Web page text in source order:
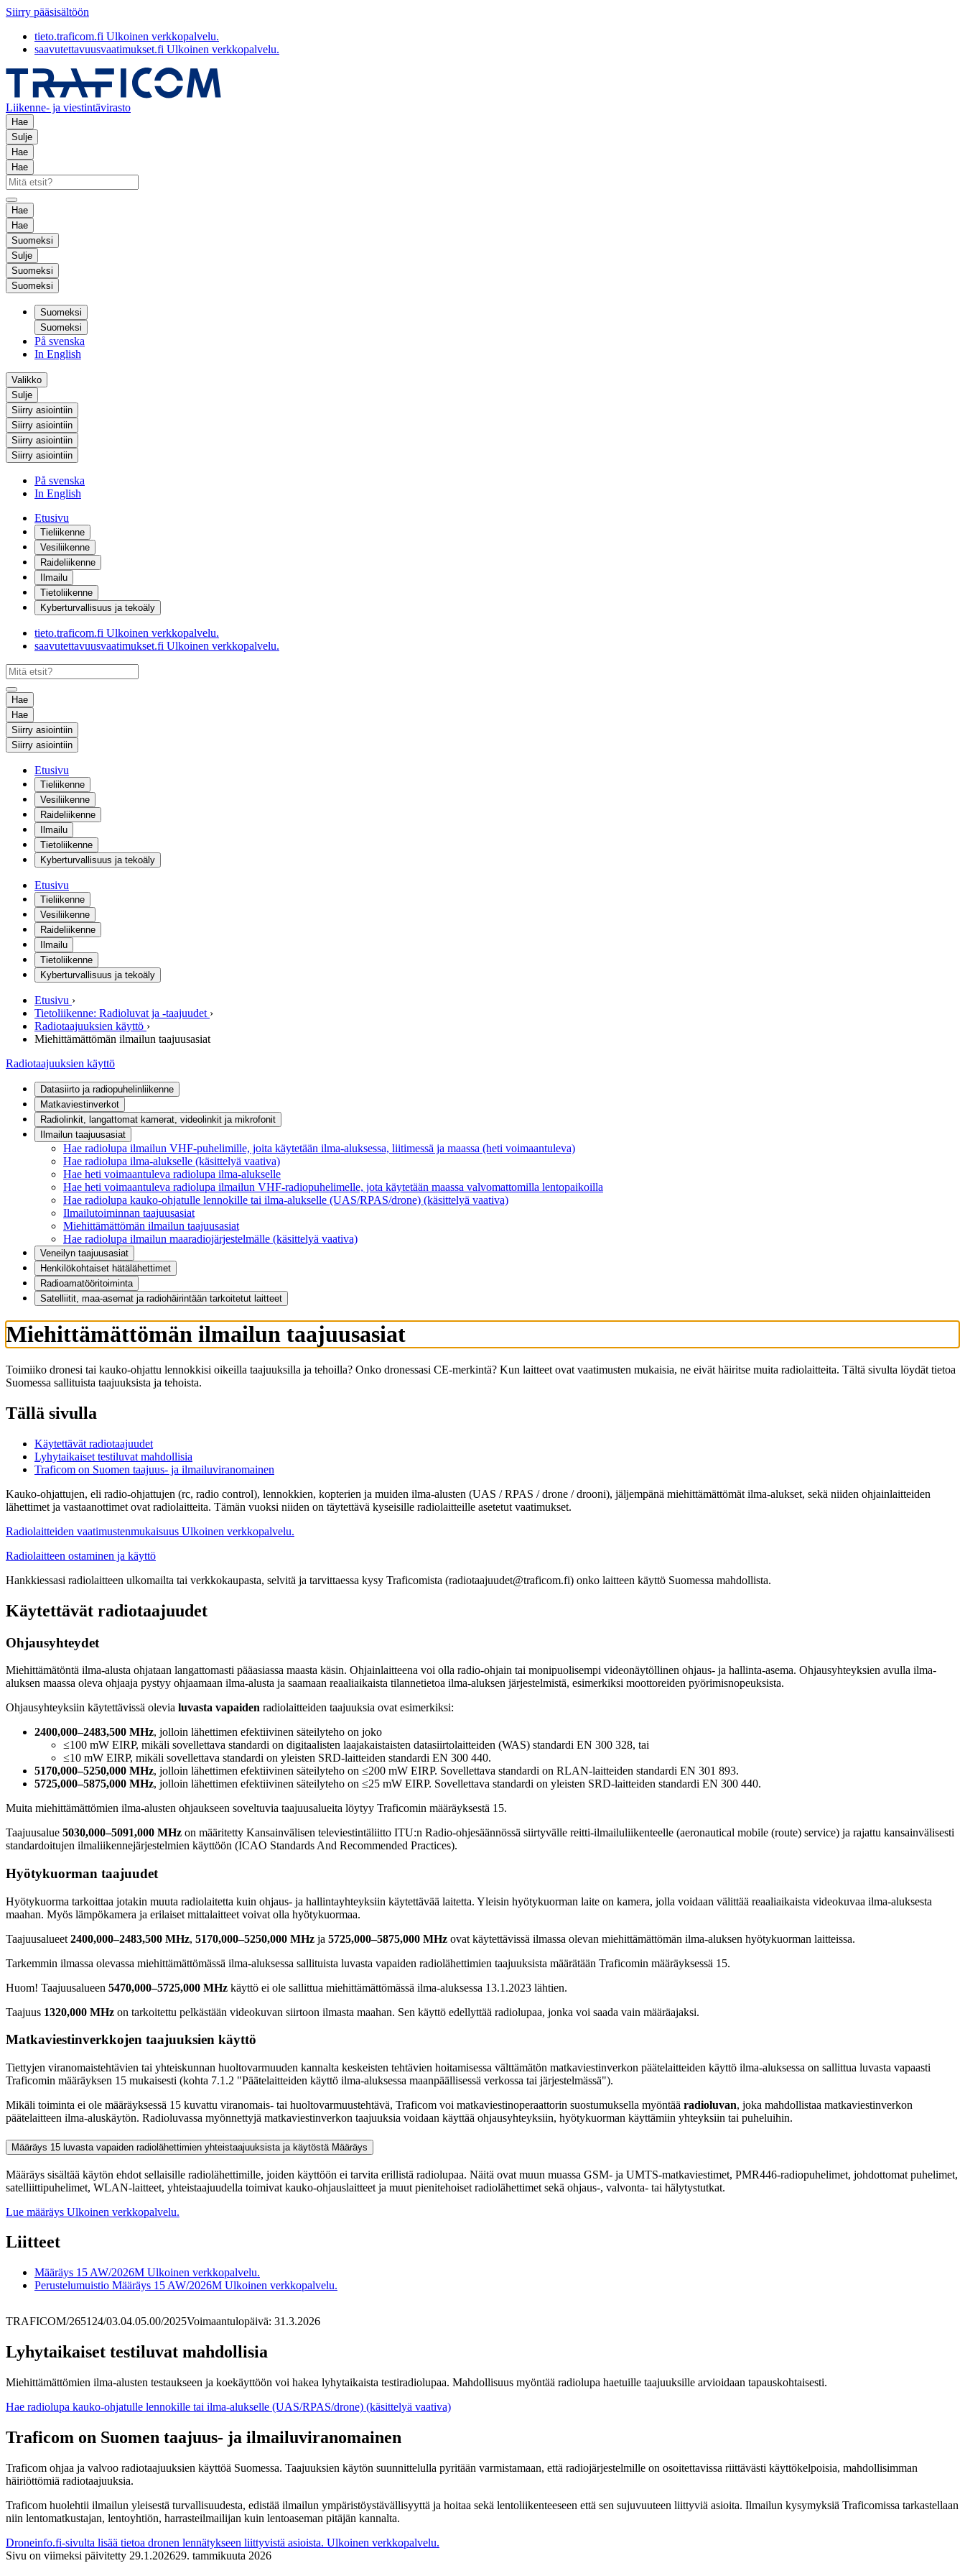
Siirry pääsisältöön
tieto.traficom.fi Ulkoinen verkkopalvelu.
saavutettavuusvaatimukset.fi Ulkoinen verkkopalvelu.
Liikenne- ja viestintävirasto
Hae
Sulje
Hae
Hae
Hae
Hae
Suomeksi
Sulje
Suomeksi
Suomeksi
Suomeksi
Suomeksi
På svenska
In English
Valikko
Sulje
Siirry asiointiin
Siirry asiointiin
Siirry asiointiin
Siirry asiointiin
På svenska
In English
Etusivu
Tieliikenne
Vesiliikenne
Raideliikenne
Ilmailu
Tietoliikenne
Kyberturvallisuus ja tekoäly
tieto.traficom.fi Ulkoinen verkkopalvelu.
saavutettavuusvaatimukset.fi Ulkoinen verkkopalvelu.
Hae
Hae
Siirry asiointiin
Siirry asiointiin
Etusivu
Tieliikenne
Vesiliikenne
Raideliikenne
Ilmailu
Tietoliikenne
Kyberturvallisuus ja tekoäly
Etusivu
Tieliikenne
Vesiliikenne
Raideliikenne
Ilmailu
Tietoliikenne
Kyberturvallisuus ja tekoäly
Etusivu ›
Tietoliikenne: Radioluvat ja -taajuudet ›
Radiotaajuuksien käyttö ›
Miehittämättömän ilmailun taajuusasiat
Radiotaajuuksien käyttö
Datasiirto ja radiopuhelinliikenne
Matkaviestinverkot
Radiolinkit, langattomat kamerat, videolinkit ja mikrofonit
Ilmailun taajuusasiat
Hae radiolupa ilmailun VHF-puhelimille, joita käytetään ilma-aluksessa, liitimessä ja maassa (heti voimaantuleva)
Hae radiolupa ilma-alukselle (käsittelyä vaativa)
Hae heti voimaantuleva radiolupa ilma-alukselle
Hae heti voimaantuleva radiolupa ilmailun VHF-radiopuhelimelle, jota käytetään maassa valvomattomilla lentopaikoilla
Hae radiolupa kauko-ohjatulle lennokille tai ilma-alukselle (UAS/RPAS/drone) (käsittelyä vaativa)
Ilmailutoiminnan taajuusasiat
Miehittämättömän ilmailun taajuusasiat
Hae radiolupa ilmailun maaradiojärjestelmälle (käsittelyä vaativa)
Veneilyn taajuusasiat
Henkilökohtaiset hätälähettimet
Radioamatööritoiminta
Satelliitit, maa-asemat ja radiohäirintään tarkoitetut laitteet
Miehittämättömän ilmailun taajuusasiat
Toimiiko dronesi tai kauko-ohjattu lennokkisi oikeilla taajuuksilla ja tehoilla? Onko dronessasi CE-merkintä? Kun laitteet ovat vaatimusten mukaisia, ne eivät häiritse muita radiolaitteita. Tältä sivulta löydät tietoa
Suomessa sallituista taajuuksista ja tehoista.
Tällä sivulla
Käytettävät radiotaajuudet
Lyhytaikaiset testiluvat mahdollisia
Traficom on Suomen taajuus- ja ilmailuviranomainen
Kauko-ohjattujen, eli radio-ohjattujen (rc, radio control), lennokkien, kopterien ja muiden ilma-alusten (UAS / RPAS / drone / drooni), jäljempänä miehittämättömät ilma-alukset, sekä niiden ohjainlaitteiden
lähettimet ja vastaanottimet ovat radiolaitteita. Tämän vuoksi niiden on täytettävä kyseisille radiolaitteille asetetut vaatimukset.
Radiolaitteiden vaatimustenmukaisuus Ulkoinen verkkopalvelu.
Radiolaitteen ostaminen ja käyttö
Hankkiessasi radiolaitteen ulkomailta tai verkkokaupasta, selvitä ja tarvittaessa kysy Traficomista (radiotaajuudet@traficom.fi) onko laitteen käyttö Suomessa mahdollista.
Käytettävät radiotaajuudet
Ohjausyhteydet
Miehittämätöntä ilma-alusta ohjataan langattomasti pääasiassa maasta käsin. Ohjainlaitteena voi olla radio-ohjain tai monipuolisempi videonäytöllinen ohjaus- ja hallinta-asema. Ohjausyhteyksien avulla ilma-
aluksen maassa oleva ohjaaja pystyy ohjaamaan ilma-alusta ja saamaan reaaliaikaista tilannetietoa ilma-aluksen järjestelmistä, esimerkiksi moottoreiden pyörimisnopeuksista.
Ohjausyhteyksiin käytettävissä olevia luvasta vapaiden radiolaitteiden taajuuksia ovat esimerkiksi:
2400,000–2483,500 MHz, jolloin lähettimen efektiivinen säteilyteho on joko
≤100 mW EIRP, mikäli sovellettava standardi on digitaalisten laajakaistaisten datasiirtolaitteiden (WAS) standardi EN 300 328, tai
≤10 mW EIRP, mikäli sovellettava standardi on yleisten SRD-laitteiden standardi EN 300 440.
5170,000–5250,000 MHz, jolloin lähettimen efektiivinen säteilyteho on ≤200 mW EIRP. Sovellettava standardi on RLAN-laitteiden standardi EN 301 893.
5725,000–5875,000 MHz, jolloin lähettimen efektiivinen säteilyteho on ≤25 mW EIRP. Sovellettava standardi on yleisten SRD-laitteiden standardi EN 300 440.
Muita miehittämättömien ilma-alusten ohjaukseen soveltuvia taajuusalueita löytyy Traficomin määräyksestä 15.
Taajuusalue 5030,000–5091,000 MHz on määritetty Kansainvälisen televiestintäliitto ITU:n Radio-ohjesäännössä siirtyvälle reitti-ilmailuliikenteelle (aeronautical mobile (route) service) ja rajattu kansainvälisesti
standardoitujen ilmaliikennejärjestelmien käyttöön (ICAO Standards And Recommended Practices).
Hyötykuorman taajuudet
Hyötykuorma tarkoittaa jotakin muuta radiolaitetta kuin ohjaus- ja hallintayhteyksiin käytettävää laitetta. Yleisin hyötykuorman laite on kamera, jolla voidaan välittää reaaliaikaista videokuvaa ilma-aluksesta
maahan. Myös lämpökamera ja erilaiset mittalaitteet voivat olla hyötykuormaa.
Taajuusalueet 2400,000–2483,500 MHz, 5170,000–5250,000 MHz ja 5725,000–5875,000 MHz ovat käytettävissä ilmassa olevan miehittämättömän ilma-aluksen hyötykuorman laitteissa.
Tarkemmin ilmassa olevassa miehittämättömässä ilma-aluksessa sallituista luvasta vapaiden radiolähettimien taajuuksista määrätään Traficomin määräyksessä 15.
Huom! Taajuusalueen 5470,000–5725,000 MHz käyttö ei ole sallittua miehittämättömässä ilma-aluksessa 13.1.2023 lähtien.
Taajuus 1320,000 MHz on tarkoitettu pelkästään videokuvan siirtoon ilmasta maahan. Sen käyttö edellyttää radiolupaa, jonka voi saada vain määräajaksi.
Matkaviestinverkkojen taajuuksien käyttö
Tiettyjen viranomaistehtävien tai yhteiskunnan huoltovarmuuden kannalta keskeisten tehtävien hoitamisessa välttämätön matkaviestinverkon päätelaitteiden käyttö ilma-aluksessa on sallittua luvasta vapaasti
Traficomin määräyksen 15 mukaisesti (kohta 7.1.2 "Päätelaitteiden käyttö ilma-aluksessa maanpäällisessä verkossa tai järjestelmässä").
Mikäli toiminta ei ole määräyksessä 15 kuvattu viranomais- tai huoltovarmuustehtävä, Traficom voi matkaviestinoperaattorin suostumuksella myöntää radioluvan, joka mahdollistaa matkaviestinverkon
päätelaitteen ilma-aluskäytön. Radioluvassa myönnettyjä matkaviestinverkon taajuuksia voidaan käyttää ohjausyhteyksiin, hyötykuorman käyttämiin yhteyksiin tai puheluihin.
Määräys 15 luvasta vapaiden radiolähettimien yhteistaajuuksista ja käytöstä Määräys
Määräys sisältää käytön ehdot sellaisille radiolähettimille, joiden käyttöön ei tarvita erillistä radiolupaa. Näitä ovat muun muassa GSM- ja UMTS-matkaviestimet, PMR446-radiopuhelimet, johdottomat puhelimet,
satelliittipuhelimet, WLAN-laitteet, yhteistaajuudella toimivat kauko-ohjauslaitteet ja muut pienitehoiset radiolähettimet sekä ohjaus-, valvonta- tai hälytystutkat.
Lue määräys Ulkoinen verkkopalvelu.
Liitteet
Määräys 15 AW/2026M Ulkoinen verkkopalvelu.
Perustelumuistio Määräys 15 AW/2026M Ulkoinen verkkopalvelu.
TRAFICOM/265124/03.04.05.00/2025Voimaantulopäivä: 31.3.2026
Lyhytaikaiset testiluvat mahdollisia
Miehittämättömien ilma-alusten testaukseen ja koekäyttöön voi hakea lyhytaikaista testiradiolupaa. Mahdollisuus myöntää radiolupa haetuille taajuuksille arvioidaan tapauskohtaisesti.
Hae radiolupa kauko-ohjatulle lennokille tai ilma-alukselle (UAS/RPAS/drone) (käsittelyä vaativa)
Traficom on Suomen taajuus- ja ilmailuviranomainen
Traficom ohjaa ja valvoo radiotaajuuksien käyttöä Suomessa. Taajuuksien käytön suunnittelulla pyritään varmistamaan, että radiojärjestelmille on osoitettavissa riittävästi käyttökelpoisia, mahdollisimman
häiriöttömiä radiotaajuuksia.
Traficom huolehtii ilmailun yleisestä turvallisuudesta, edistää ilmailun ympäristöystävällisyyttä ja hoitaa sekä lentoliikenteeseen että sen sujuvuuteen liittyviä asioita. Ilmailun kysymyksiä Traficomissa tarkastellaan
niin lentomatkustajan, lentoyhtiön, harrasteilmailijan kuin lentoaseman pitäjän kannalta.
Droneinfo.fi-sivulta lisää tietoa dronen lennätykseen liittyvistä asioista. Ulkoinen verkkopalvelu.
Sivu on viimeksi päivitetty 29.1.202629. tammikuuta 2026